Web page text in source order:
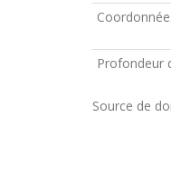
Profondeur
Source de